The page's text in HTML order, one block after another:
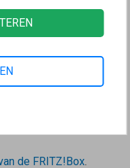
de FRITZ!Box.